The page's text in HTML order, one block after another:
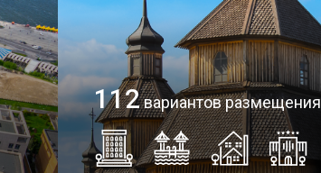
112вариантов размещения